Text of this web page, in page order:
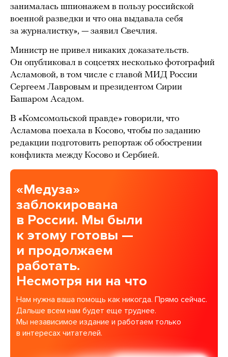
занималась шпионажем в пользу российской
военной разведки и что она выдавала себя
за журналистку», — заявил Свечлия.
Министр не привел никаких доказательств.
Он опубликовал в соцсетях несколько фотографий
Асламовой, в том числе с главой МИД России
Сергеем Лавровым и президентом Сирии
Башаром Асадом.
В «Комсомольской правде» говорили, что
Асламова поехала в Косово, чтобы по заданию
редакции подготовить репортаж об обострении
конфликта между Косово и Сербией.
«Медуза»
заблокирована
в России. Мы были
к этому готовы —
и продолжаем
работать.
Несмотря ни на что
Нам нужна ваша помощь как никогда. Прямо сейчас.
Дальше всем нам будет еще труднее.
Мы независимое издание и работаем только
в интересах читателей.